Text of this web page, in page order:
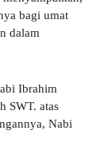
bagi umat
dalam
Ibrahim
SWT. atas
Nabi